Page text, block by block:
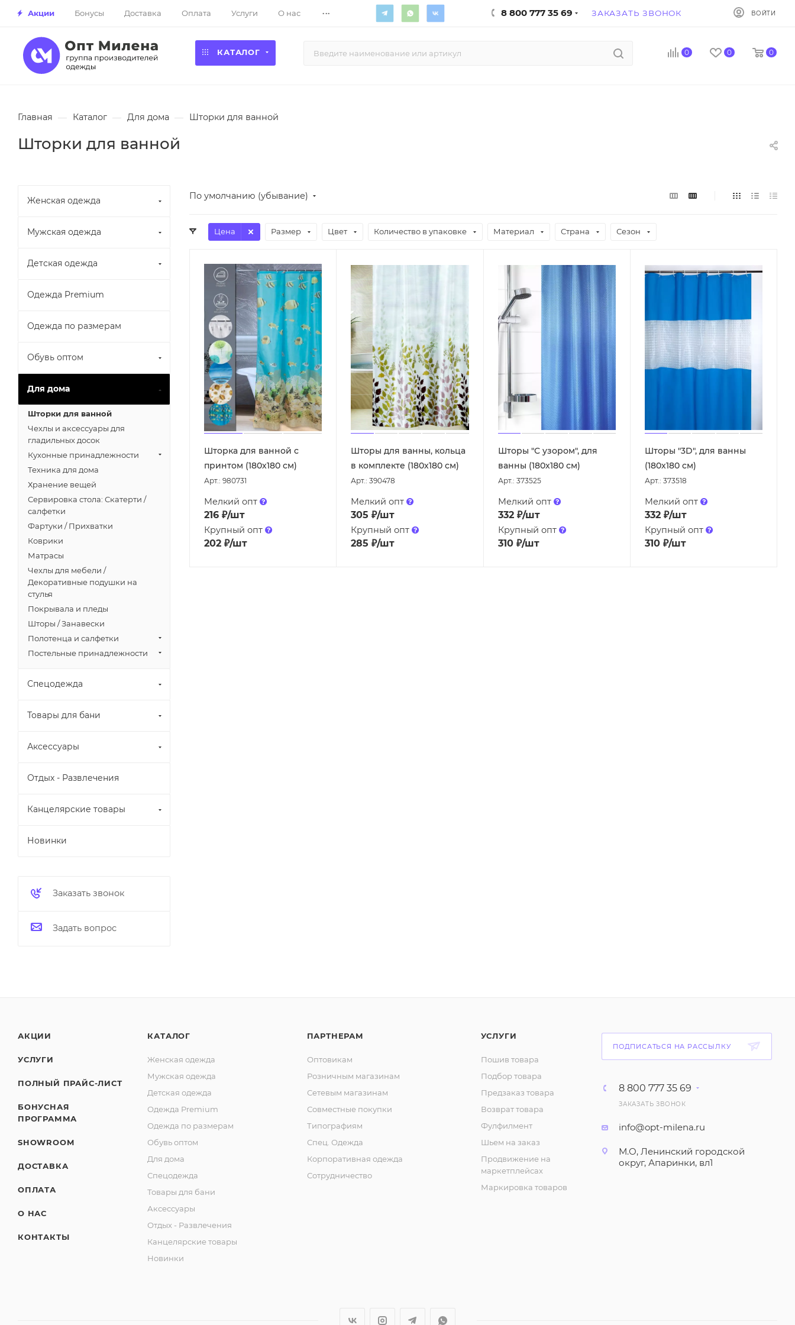
Акции Бонусы Доставка Оплата Услуги О нас ... 8 800 777 35 69 ЗАКАЗАТЬ ЗВОНОК ВОЙТИ
КАТАЛОГ 0 0 0
Главная — Каталог — Для дома — Шторки для ванной
Шторки для ванной
По умолчанию (убывание)
Цена Размер Цвет Количество в упаковке Материал Страна Сезон
Шторка для ванной с
принтом (180х180 см)
Арт.: 980731
Мелкий опт
216 ₽/шт
Крупный опт
202 ₽/шт
Шторы для ванны, кольца
в комплекте (180х180 см)
Арт.: 390478
Мелкий опт
305 ₽/шт
Крупный опт
285 ₽/шт
Шторы "С узором", для
ванны (180х180 см)
Арт.: 373525
Мелкий опт
332₽/шт
Крупный опт
310₽/шт
Шторы "3D", для ванны
(180х180 см)
Арт.: 373518
Мелкий опт
332₽/шт
Крупный опт
310₽/шт
Женская одежда
Мужская одежда
Детская одежда
Одежда Premium
Одежда по размерам
Обувь оптом
Для дома
Шторки для ванной
Чехлы и аксессуары для
гладильных досок
Кухонные принадлежности
Техника для дома
Хранение вещей
Сервировка стола: Скатерти /
салфетки
Фартуки / Прихватки
Коврики
Матрасы
Чехлы для мебели /
Декоративные подушки на
стулья
Покрывала и пледы
Шторы / Занавески
Полотенца и салфетки
Постельные принадлежности
Спецодежда
Товары для бани
Аксессуары
Отдых - Развлечения
Канцелярские товары
Новинки
Заказать звонок
Задать вопрос
АКЦИИ
УСЛУГИ
ПОЛНЫЙ ПРАЙС-ЛИСТ
БОНУСНАЯ
ПРОГРАММА
SHOWROOM
ДОСТАВКА
ОПЛАТА
О НАС
КОНТАКТЫ
КАТАЛОГ
Женская одежда
Мужская одежда
Детская одежда
Одежда Premium
Одежда по размерам
Обувь оптом
Для дома
Спецодежда
Товары для бани
Аксессуары
Отдых - Развлечения
Канцелярские товары
Новинки
ПАРТНЕРАМ
Оптовикам
Розничным магазинам
Сетевым магазинам
Совместные покупки
Типографиям
Спец. Одежда
Корпоративная одежда
Сотрудничество
УСЛУГИ
Пошив товара
Подбор товара
Предзаказ товара
Возврат товара
Фулфилмент
Шьем на заказ
Продвижение на
маркетплейсах
Маркировка товаров
ПОДПИСАТЬСЯ НА РАССЫЛКУ
8 800 777 35 69
ЗАКАЗАТЬ ЗВОНОК
info@opt-milena.ru
М.О, Ленинский городской
округ, Апаринки, вл1